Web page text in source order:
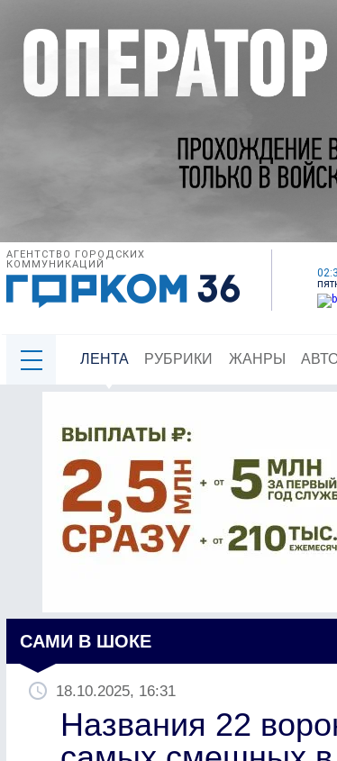
АГЕНТСТВО ГОРОДСКИХ
КОММУНИКАЦИЙ
ЛЕНТА РУБРИКИ ЖАНРЫ
САМИ В ШОКЕ
18.10.2025, 16:31
Названия 22